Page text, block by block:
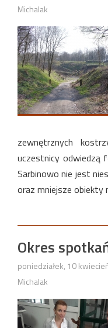
Michalak
zewnętrznych
uczestnicy odwiedzą
Sarbinowo nie jest
oraz mniejsze obiekty
Okres
poniedziałek, 10
Michalak